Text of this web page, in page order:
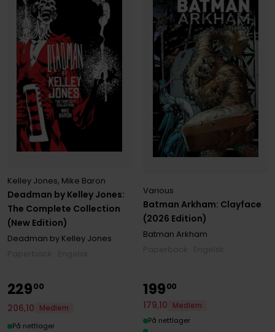
Deadman by Kelley Jones:
The Complete Collection
(New Edition)
Kelley Jones, Mike Baron
Deadman by Kelley Jones
Batman Arkham: Clayface
(2026 Edition)
Various
Batman Arkham
22900
206,10
Medlem
På nettlager
19900
179,10
Medlem
På nettlager